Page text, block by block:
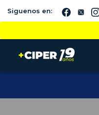
Siguenos en: